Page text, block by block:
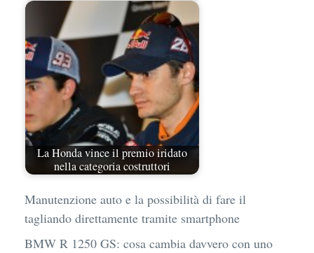
La Honda vince il premio iridato
nella categoria costruttori
Manutenzione auto e la possibilità di fare il
tagliando direttamente tramite smartphone
BMW R 1250 GS: cosa cambia davvero con uno